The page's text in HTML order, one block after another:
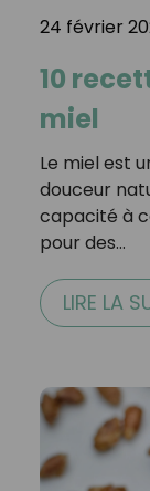
24 février
10
miel
Le miel est
douceur
capacité à
pour des…
LIRE LA